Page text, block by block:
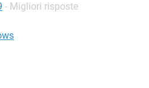
- Migliori risposte